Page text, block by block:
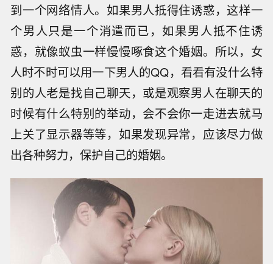
到一个网络情人。如果男人抵得住诱惑，这样一
个男人只是一个消遣而已，如果男人抵不住诱
惑，就像蚁虫一样慢慢啄食这个婚姻。所以，女
人时不时可以用一下男人的QQ，看看有没什么特
别的人老是找自己聊天，或是观察男人在聊天的
时候有什么特别的举动，会不会你一走进去就马
上关了显示器等等，如果发现异常，应该尽力做
出各种努力，保护自己的婚姻。